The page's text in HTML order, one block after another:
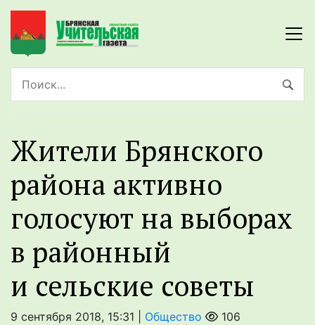
Жители Брянского
района активно
голосуют на выборах
в районный
и сельские советы
9 сентября 2018, 15:31 | Общество 106